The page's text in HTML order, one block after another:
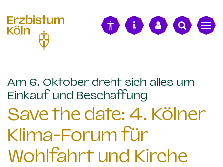
Am 6. Oktober dreht sich alles um
Einkauf und Beschaffung
Save the date: 4. Kölner
Klima-Forum für
Wohlfahrt und Kirche